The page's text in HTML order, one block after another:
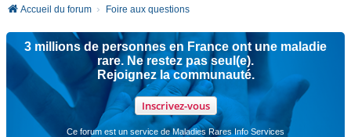
Accueil du forum Foire aux questions
3 millions de personnes en France ont une maladie
rare. Ne restez pas seul(e).
Rejoignez la communauté.
Inscrivez-vous
Ce forum est un service de Maladies Rares Info Services